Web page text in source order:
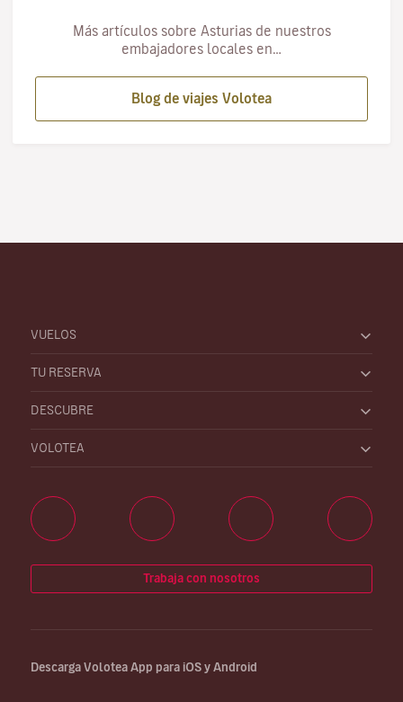
Más artículos sobre Asturias de nuestros
embajadores locales en…
Blog de viajes Volotea
VUELOS
TU RESERVA
DESCUBRE
VOLOTEA
Trabaja con nosotros
Descarga Volotea App para iOS y Android